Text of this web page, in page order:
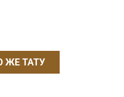
ЖЕ ТАТУ